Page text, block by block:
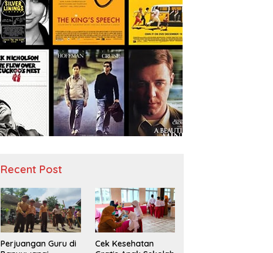
Recent Post
Perjuangan Guru di
Cek Kesehatan